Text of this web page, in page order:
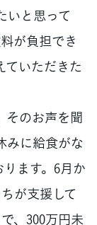
いと思って
が負担でき
ていただきた
そのお声を聞
みに給食がな
ます。6月か
が支援して
、300万円未